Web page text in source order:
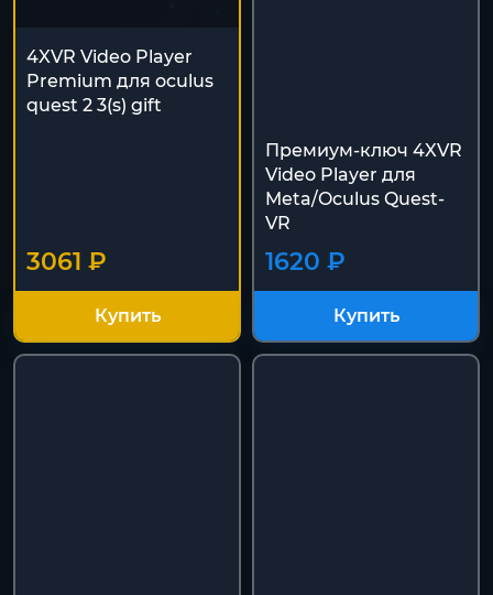
4XVR Video Player
Premium для oculus
quest 2 3(s) gift
3061 ₽
Купить
Премиум-ключ 4XVR
Video Player для
Meta/Oculus Quest-
VR
1620 ₽
Купить